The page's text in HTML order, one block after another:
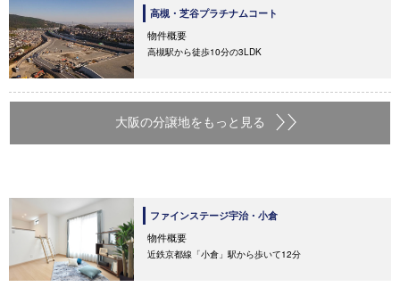
高槻・芝谷プラチナムコート
物件概要
高槻駅から徒歩10分の3LDK
大阪の分譲地をもっと見る
ファインステージ宇治・小倉
物件概要
近鉄京都線「小倉」駅から歩いて12分